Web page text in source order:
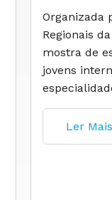
Organizada
Regionais
mostra de
jovens
Ler Mais